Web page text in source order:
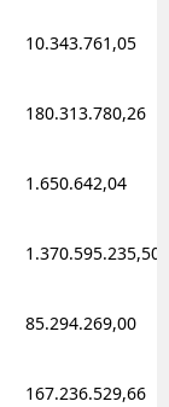
10.343.761,05
180.313.780,26
1.650.642,04
1.370.595.235,50
85.294.269,00
167.236.529,66